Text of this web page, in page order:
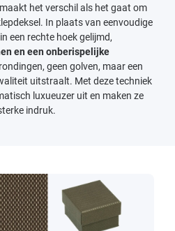
maakt het verschil als het gaat om
In plaats van eenvoudige
een rechte hoek gelijmd,
en een onberispelijke
geen golven, maar een
uitstraalt. Met deze techniek
luxueuzer uit en maken ze
indruk.